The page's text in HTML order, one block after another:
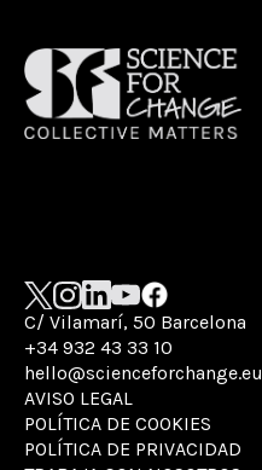
C/ Vilamarí, 50 Barcelona
+34 932 43 33 10
hello@scienceforchange.eu
AVISO LEGAL
POLÍTICA DE COOKIES
POLÍTICA DE PRIVACIDAD